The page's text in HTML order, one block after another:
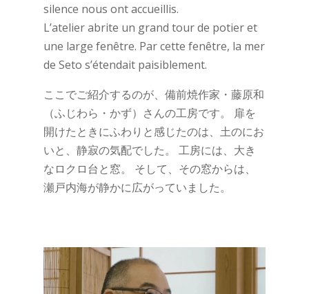
silence nous ont accueillis.
L’atelier abrite un grand tour de potier et
une large fenêtre. Par cette fenêtre, la mer
de Seto s’étendait paisiblement.
ここでご紹介するのが、備前焼作家・藤原和
（ふじわら・かず）さんの工房です。 扉を
開けたときにふわりと感じたのは、土のにお
いと、静寂の気配でした。 工房には、大き
なロクロ台と窓。 そして、その窓からは、
瀬戸内海が静かに広がっていました。